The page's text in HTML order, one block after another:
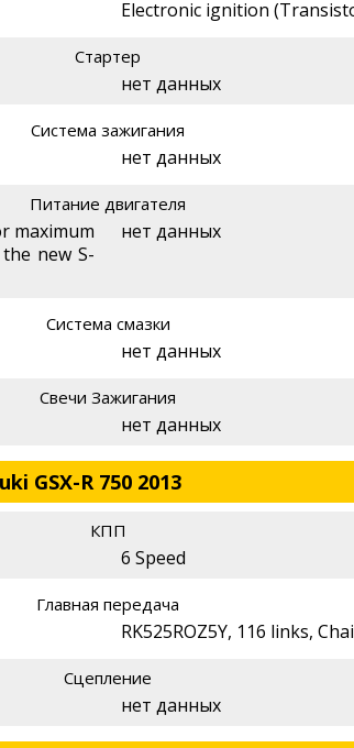
Electronic ignition
Стартер
нет данных
Система зажигания
нет данных
Питание двигателя
maximum
new S-
нет данных
Система смазки
нет данных
Свечи Зажигания
нет данных
GSX-R 750 2013
КПП
6 Speed
Главная передача
RK525ROZ5Y, 116 links,
Сцепление
нет данных